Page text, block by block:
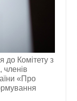
до Комітету з
членів
«Про